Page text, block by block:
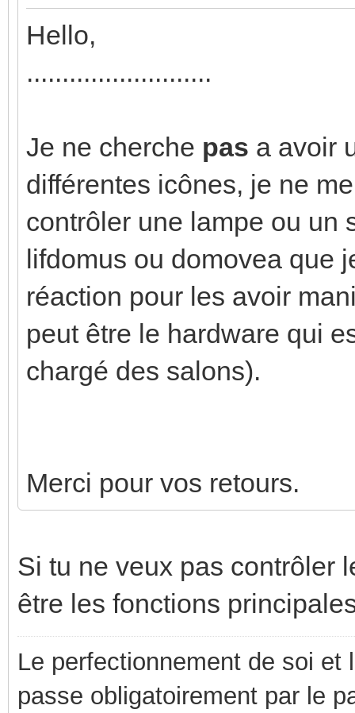
Hello,
..........................
Je ne cherche pas a avoir
différentes icônes, je ne
contrôler une lampe ou un
lifdomus ou domovea que
réaction pour les avoir
peut être le hardware qui
chargé des salons).
Merci pour vos retours.
Si tu ne veux pas contrôler
être les fonctions
Le perfectionnement de soi
passe obligatoirement par le